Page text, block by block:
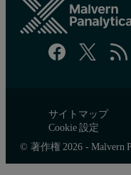
サイトマップ
Cookie 設定
© 著作権 2026 - Malvern